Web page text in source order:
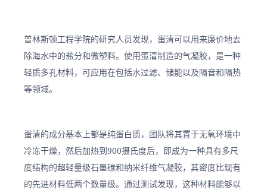
普林斯顿工程学院的研究人员发现，蛋清可以用来廉价地去
除海水中的盐分和微塑料。使用蛋清制造的气凝胶，是一种
轻质多孔材料，可应用在包括水过滤、储能以及隔音和隔热
等领域。
蛋清的成分基本上都是纯蛋白质，团队将其置于无氧环境中
冷冻干燥，然后加热到900摄氏度后，即成为一种具有多尺
度结构的超轻量级石墨碳和纳米纤维气凝胶，其密度比现有
的先进材料低两个数量级。通过测试发现，这种材料能够以